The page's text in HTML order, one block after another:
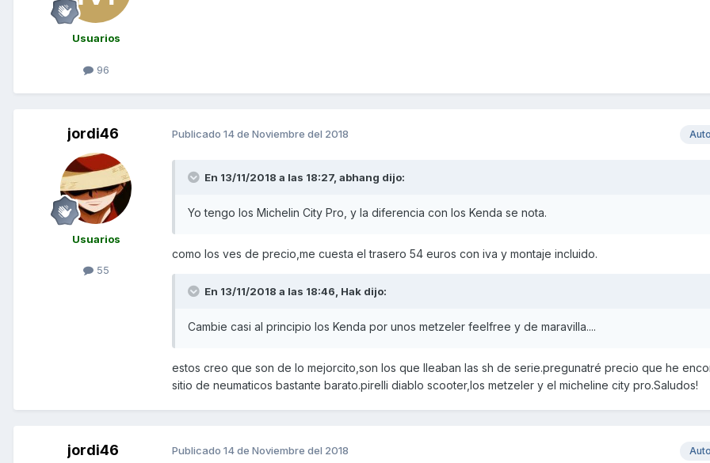
Usuarios
96
jordi46
Usuarios
55
Publicado 14 de Noviembre del 2018
En 13/11/2018 a las 18:27, abhang dijo:
Yo tengo los Michelin City Pro, y la diferencia con los Kenda se nota.
como los ves de precio,me cuesta el trasero 54 euros con iva y montaje incluido.
En 13/11/2018 a las 18:46, Hak dijo:
Cambie casi al principio los Kenda por unos metzeler feelfree y de maravilla....
estos creo que son de lo mejorcito,son los que lleaban las sh de serie.pregunatré precio que he
sitio de neumaticos bastante barato.pirelli diablo scooter,los metzeler y el micheline city pro.Saludos!
jordi46 Publicado 14 de Noviembre del 2018